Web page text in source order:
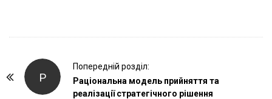
Р
Попередній розділ:
Раціональна модель прийняття та
реалізації стратегічного рішення